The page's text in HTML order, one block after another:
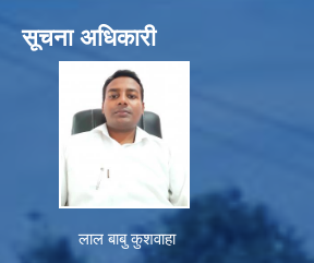
सूचना अधिकारी
लाल बाबु कुशवाहा